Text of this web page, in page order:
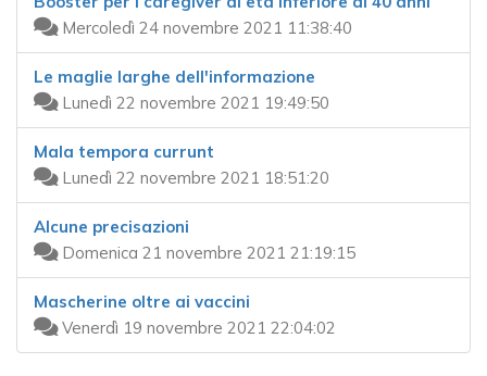
Mercoledì 24 novembre 2021 11:38:40
Le maglie larghe dell'informazione
Lunedì 22 novembre 2021 19:49:50
Mala tempora currunt
Lunedì 22 novembre 2021 18:51:20
Alcune precisazioni
Domenica 21 novembre 2021 21:19:15
Mascherine oltre ai vaccini
Venerdì 19 novembre 2021 22:04:02